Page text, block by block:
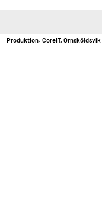
Produktion: CoreIT, Örnsköldsvik